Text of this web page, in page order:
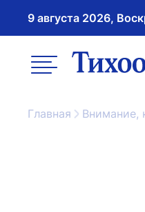
9 августа 2026,
меню
Главная Внимание,